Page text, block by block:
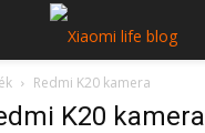
Redmi K20 kamera
K20 kamera